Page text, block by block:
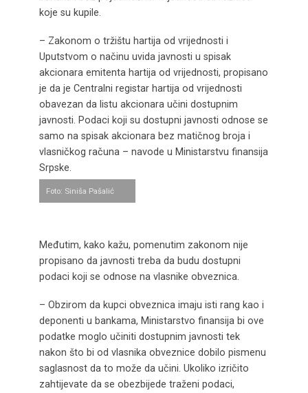
koje su kupile.
– Zakonom o tržištu hartija od vrijednosti i
Uputstvom o načinu uvida javnosti u spisak
akcionara emitenta hartija od vrijednosti, propisano
je da je Centralni registar hartija od vrijednosti
obavezan da listu akcionara učini dostupnim
javnosti. Podaci koji su dostupni javnosti odnose se
samo na spisak akcionara bez matičnog broja i
vlasničkog računa – navode u Ministarstvu finansija
Srpske.
Foto: Siniša Pašalić
Međutim, kako kažu, pomenutim zakonom nije
propisano da javnosti treba da budu dostupni
podaci koji se odnose na vlasnike obveznica.
– Obzirom da kupci obveznica imaju isti rang kao i
deponenti u bankama, Ministarstvo finansija bi ove
podatke moglo učiniti dostupnim javnosti tek
nakon što bi od vlasnika obveznice dobilo pismenu
saglasnost da to može da učini. Ukoliko izričito
zahtijevate da se obezbijede traženi podaci,